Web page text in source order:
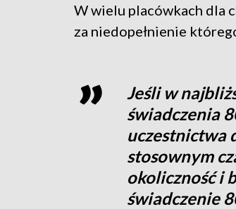
W wielu placówkach dla
za niedopełnienie
Jeśli w
świadczenia
uczestnictwa
stosownym
okoliczność i
świadczenie